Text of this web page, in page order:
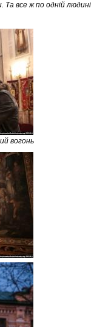
все ж по одній людині
вогонь